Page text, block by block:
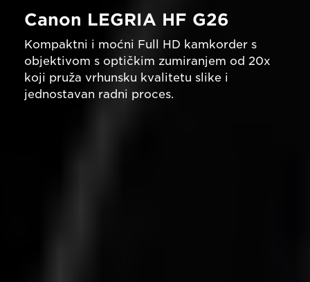
Canon LEGRIA HF G26
Kompaktni i moćni Full HD kamkorder s
objektivom s optičkim zumiranjem od 20x
koji pruža vrhunsku kvalitetu slike i
jednostavan radni proces.